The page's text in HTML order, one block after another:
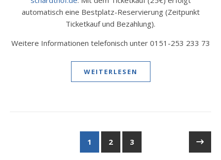
automatisch eine Bestplatz-Reservierung (Zeitpunkt
Ticketkauf und Bezahlung).
Weitere Informationen telefonisch unter 0151-253 233 73
WEITERLESEN
1 2 3